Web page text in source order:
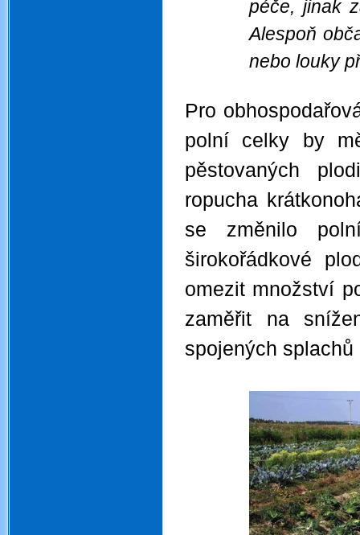
péče, jinak
Alespoň
nebo louky
Pro
polní celky by
pěstovaných
ropucha
se změnilo
širokořádkové
omezit množství
zaměřit na
spojených